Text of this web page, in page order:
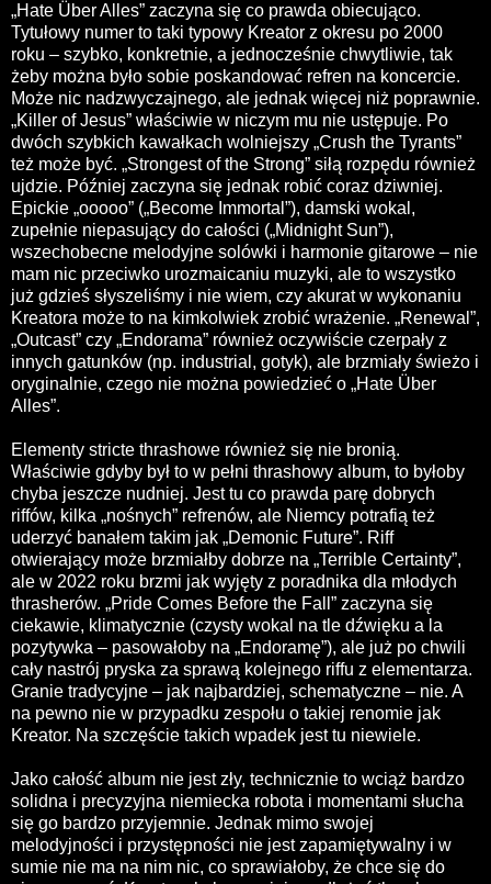
„Hate Über Alles” zaczyna się co prawda obiecująco.
Tytułowy numer to taki typowy Kreator z okresu po 2000
roku – szybko, konkretnie, a jednocześnie chwytliwie, tak
żeby można było sobie poskandować refren na koncercie.
Może nic nadzwyczajnego, ale jednak więcej niż poprawnie.
„Killer of Jesus” właściwie w niczym mu nie ustępuje. Po
dwóch szybkich kawałkach wolniejszy „Crush the Tyrants”
też może być. „Strongest of the Strong” siłą rozpędu również
ujdzie. Później zaczyna się jednak robić coraz dziwniej.
Epickie „ooooo” („Become Immortal”), damski wokal,
zupełnie niepasujący do całości („Midnight Sun”),
wszechobecne melodyjne solówki i harmonie gitarowe – nie
mam nic przeciwko urozmaicaniu muzyki, ale to wszystko
już gdzieś słyszeliśmy i nie wiem, czy akurat w wykonaniu
Kreatora może to na kimkolwiek zrobić wrażenie. „Renewal”,
„Outcast” czy „Endorama” również oczywiście czerpały z
innych gatunków (np. industrial, gotyk), ale brzmiały świeżo i
oryginalnie, czego nie można powiedzieć o „Hate Über
Alles”.
Elementy stricte thrashowe również się nie bronią.
Właściwie gdyby był to w pełni thrashowy album, to byłoby
chyba jeszcze nudniej. Jest tu co prawda parę dobrych
riffów, kilka „nośnych” refrenów, ale Niemcy potrafią też
uderzyć banałem takim jak „Demonic Future”. Riff
otwierający może brzmiałby dobrze na „Terrible Certainty”,
ale w 2022 roku brzmi jak wyjęty z poradnika dla młodych
thrasherów. „Pride Comes Before the Fall” zaczyna się
ciekawie, klimatycznie (czysty wokal na tle dźwięku a la
pozytywka – pasowałoby na „Endoramę”), ale już po chwili
cały nastrój pryska za sprawą kolejnego riffu z elementarza.
Granie tradycyjne – jak najbardziej, schematyczne – nie. A
na pewno nie w przypadku zespołu o takiej renomie jak
Kreator. Na szczęście takich wpadek jest tu niewiele.
Jako całość album nie jest zły, technicznie to wciąż bardzo
solidna i precyzyjna niemiecka robota i momentami słucha
się go bardzo przyjemnie. Jednak mimo swojej
melodyjności i przystępności nie jest zapamiętywalny i w
sumie nie ma na nim nic, co sprawiałoby, że chce się do